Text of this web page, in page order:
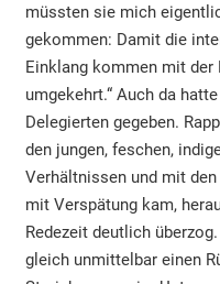
müssten sie mich
gekommen: Damit die
Einklang kommen mit
umgekehrt.“ Auch da
Delegierten gegeben.
den jungen, feschen,
Verhältnissen und mit
mit Verspätung kam,
Redezeit deutlich
gleich unmittelbar einen